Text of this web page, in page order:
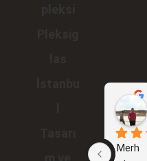
Merh